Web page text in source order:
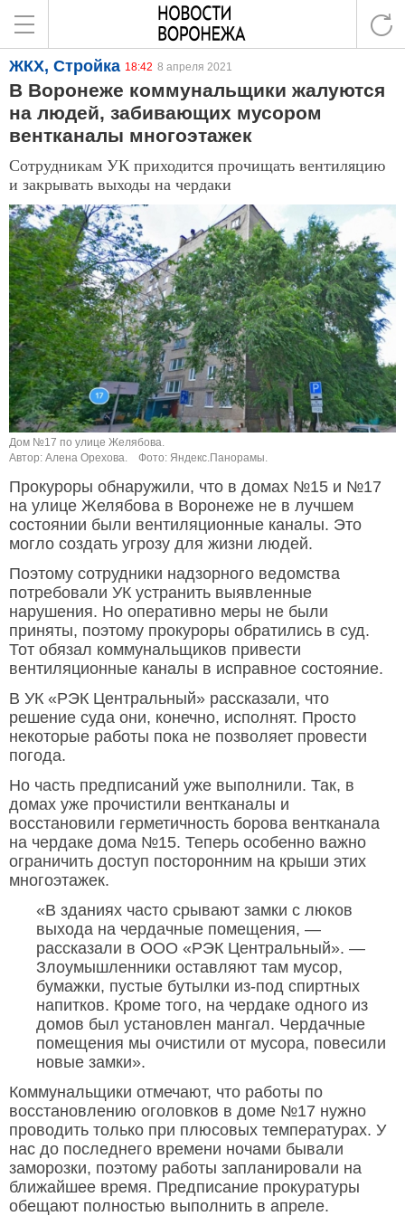
ЖКХ, Стройка 18:42 8 апреля 2021
В Воронеже коммунальщики жалуются
на людей, забивающих мусором
вентканалы многоэтажек
Сотрудникам УК приходится прочищать вентиляцию
и закрывать выходы на чердаки
Дом №17 по улице Желябова.
Автор: Алена Орехова.
Фото: Яндекс.Панорамы.
Прокуроры обнаружили, что в домах №15 и №17
на улице Желябова в Воронеже не в лучшем
состоянии были вентиляционные каналы. Это
могло создать угрозу для жизни людей.
Поэтому сотрудники надзорного ведомства
потребовали УК устранить выявленные
нарушения. Но оперативно меры не были
приняты, поэтому прокуроры обратились в суд.
Тот обязал коммунальщиков привести
вентиляционные каналы в исправное состояние.
В УК «РЭК Центральный» рассказали, что
решение суда они, конечно, исполнят. Просто
некоторые работы пока не позволяет провести
погода.
Но часть предписаний уже выполнили. Так, в
домах уже прочистили вентканалы и
восстановили герметичность борова вентканала
на чердаке дома №15. Теперь особенно важно
ограничить доступ посторонним на крыши этих
многоэтажек.
«В зданиях часто срывают замки с люков
выхода на чердачные помещения, —
рассказали в ООО «РЭК Центральный». —
Злоумышленники оставляют там мусор,
бумажки, пустые бутылки из-под спиртных
напитков. Кроме того, на чердаке одного из
домов был установлен мангал. Чердачные
помещения мы очистили от мусора, повесили
новые замки».
Коммунальщики отмечают, что работы по
восстановлению оголовков в доме №17 нужно
проводить только при плюсовых температурах. У
нас до последнего времени ночами бывали
заморозки, поэтому работы запланировали на
ближайшее время. Предписание прокуратуры
обещают полностью выполнить в апреле.